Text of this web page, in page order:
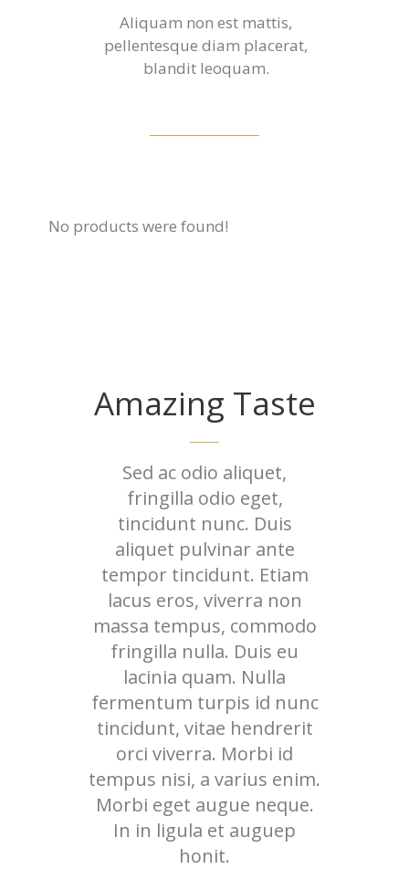
Aliquam non est mattis,
pellentesque diam placerat,
blandit leoquam.
No products were found!
Amazing Taste
Sed ac odio aliquet,
fringilla odio eget,
tincidunt nunc. Duis
aliquet pulvinar ante
tempor tincidunt. Etiam
lacus eros, viverra non
massa tempus, commodo
fringilla nulla. Duis eu
lacinia quam. Nulla
fermentum turpis id nunc
tincidunt, vitae hendrerit
orci viverra. Morbi id
tempus nisi, a varius enim.
Morbi eget augue neque.
In in ligula et auguep
honit.